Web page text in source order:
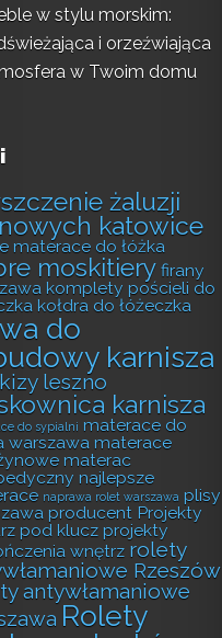
w stylu morskim:
i orzeźwiająca
w Twoim domu
żaluzji
katowice
materace do łóżka
moskitiery firany
komplety pościeli do
kołdra do łóżeczka
do
karnisza
leszno
karnisza
do sypialni materace do
warszawa materace
materac
najlepsze
naprawa rolet warszawa plisy
producent Projekty
pod klucz projekty
wnętrz rolety
Rzeszów
antywłamaniowe
Rolety